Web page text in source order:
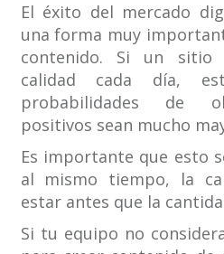
El éxito del mercado
una forma muy
contenido. Si un sitio
calidad cada día,
probabilidades de
positivos sean mucho
Es importante que esto
al mismo tiempo, la
estar antes que la
Si tu equipo no